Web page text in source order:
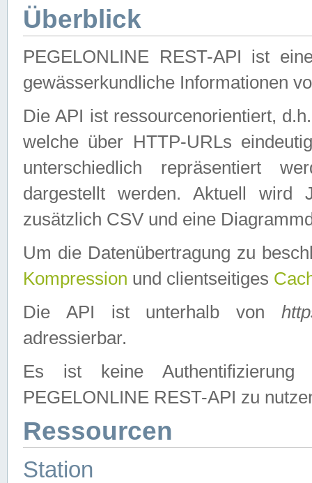
Überblick
PEGELONLINE REST-API ist
gewässerkundliche Informationen
Die API ist ressourcenorientiert,
welche über HTTP-URLs
unterschiedlich repräsentiert
dargestellt werden. Aktuell wird
zusätzlich CSV und eine
Um die Datenübertragung zu
Kompression und clientseitiges
Die API ist unterhalb von
adressierbar.
Es ist keine
PEGELONLINE REST-API zu
Ressourcen
Station